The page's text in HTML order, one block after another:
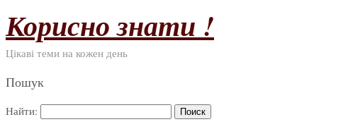
Корисно знати !
Цікаві теми на кожен день
Пошук
Найти: